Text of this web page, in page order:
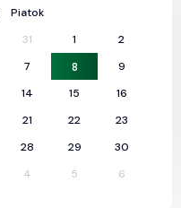
Piatok
31 1
2
7 8
9
14 15
16
21 22
23
28 29
30
4 5 6